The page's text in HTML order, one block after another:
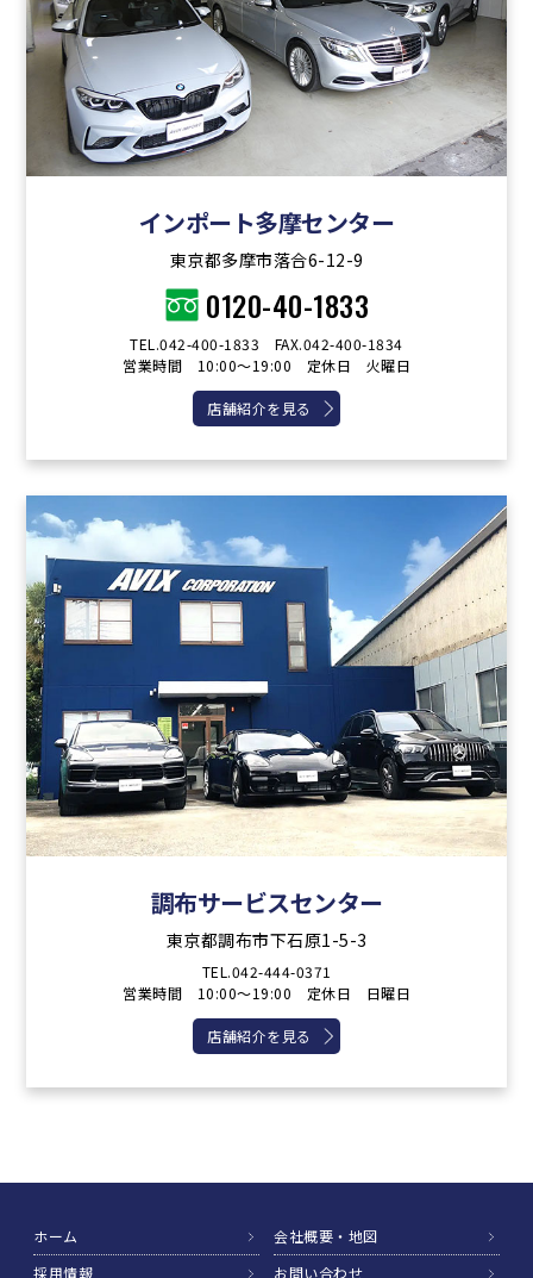
インポート多摩センター
東京都多摩市落合6-12-9
0120-40-1833
TEL.042-400-1833 FAX.042-400-1834
営業時間 10:00～19:00 定休日 火曜日
店舗紹介を見る
調布サービスセンター
東京都調布市下石原1-5-3
TEL.042-444-0371
営業時間 10:00～19:00 定休日 日曜日
店舗紹介を見る
ホーム
会社概要・地図
採用情報
お問い合わせ